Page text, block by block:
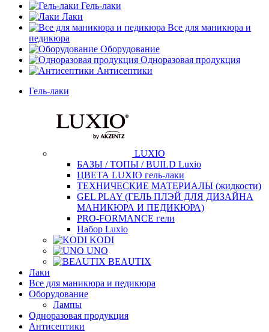
Гель-лаки
Лаки
Все для маникюра и
педикюра
Оборудование
Одноразовая продукция
Антисептики
Гель-лаки
LUXIO
БАЗЫ / ТОПЫ / BUILD Luxio
ЦВЕТА LUXIO гель-лаки
ТЕХНИЧЕСКИЕ МАТЕРИАЛЫ (жидкости)
GEL PLAY (ГЕЛЬ ПЛЭЙ ДЛЯ ДИЗАЙНА
МАНИКЮРА И ПЕДИКЮРА)
PRO-FORMANCE гели
Набор Luxio
KODI
UNO
BEAUTIX
Лаки
Все для маникюра и педикюра
Оборудование
Лампы
Одноразовая продукция
Антисептики